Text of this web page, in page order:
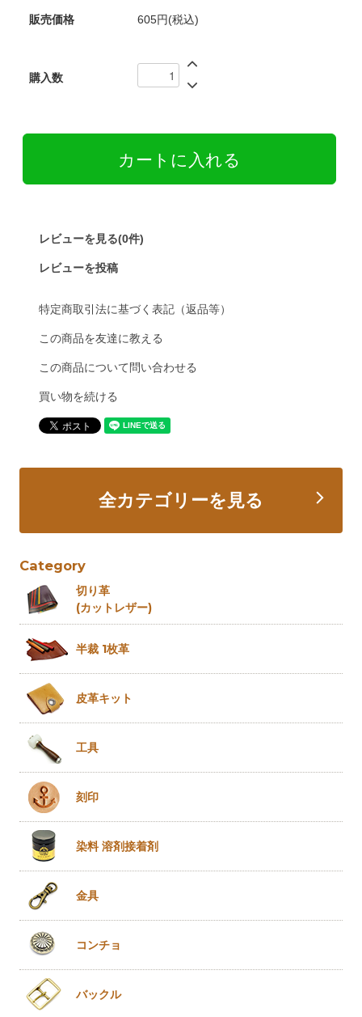
販売価格 605円(税込)
購入数
レビューを見る(0件)
レビューを投稿
特定商取引法に基づく表記（返品等）
この商品を友達に教える
この商品について問い合わせる
買い物を続ける
全カテゴリーを見る
Category
切り革
(カットレザー)
半裁 1枚革
皮革キット
工具
刻印
染料 溶剤接着剤
金具
コンチョ
バックル